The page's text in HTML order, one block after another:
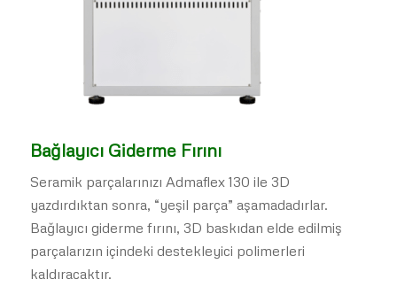
Bağlayıcı Giderme Fırını
Seramik parçalarınızı Admaflex 130 ile 3D
yazdırdıktan sonra, “yeşil parça” aşamadadırlar.
Bağlayıcı giderme fırını, 3D baskıdan elde edilmiş
parçalarızın içindeki destekleyici polimerleri
kaldıracaktır.